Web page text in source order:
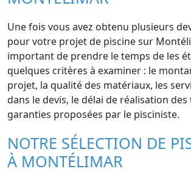
Une fois vous avez obtenu plusieurs
pour votre projet de piscine sur
important de prendre le temps de les
quelques critères à examiner : le
projet, la qualité des matériaux, les
dans le devis, le délai de réalisation des
garanties proposées par le pisciniste.
NOTRE SÉLECTION DE
À MONTÉLIMAR